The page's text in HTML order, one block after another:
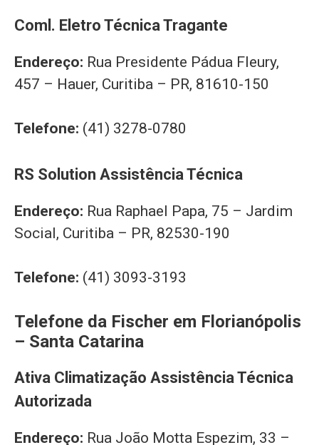
Coml. Eletro Técnica Tragante
Endereço: Rua Presidente Pádua Fleury,
457 – Hauer, Curitiba – PR, 81610-150
Telefone: (41) 3278-0780
RS Solution Assistência Técnica
Endereço: Rua Raphael Papa, 75 – Jardim
Social, Curitiba – PR, 82530-190
Telefone: (41) 3093-3193
Telefone da Fischer em Florianópolis
– Santa Catarina
Ativa Climatização Assistência Técnica
Autorizada
Endereço: Rua João Motta Espezim, 33 –